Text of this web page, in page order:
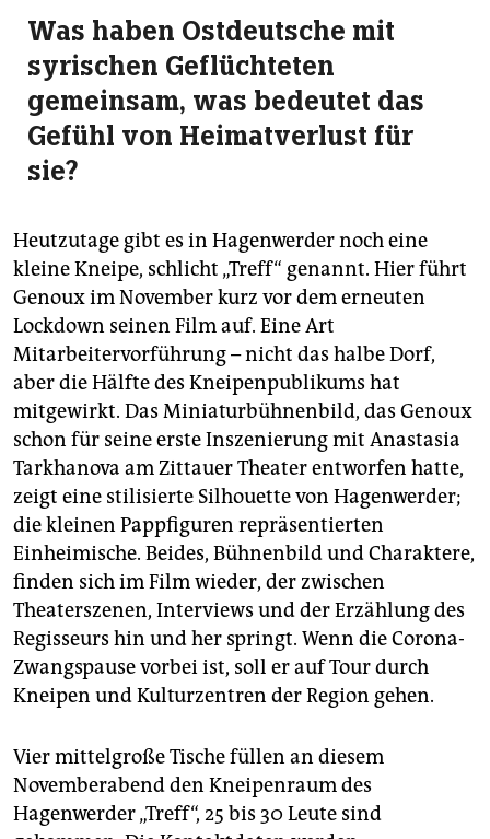
Was haben Ostdeutsche mit
syrischen Geflüchteten
gemeinsam, was bedeutet das
Gefühl von Heimatverlust für
sie?
Heutzutage gibt es in Hagenwerder noch eine
kleine Kneipe, schlicht „Treff“ genannt. Hier führt
Genoux im November kurz vor dem erneuten
Lockdown seinen Film auf. Eine Art
Mitarbeitervorführung – nicht das halbe Dorf,
aber die Hälfte des Kneipenpublikums hat
mitgewirkt. Das Miniaturbühnenbild, das Genoux
schon für seine erste Inszenierung mit Anastasia
Tarkhanova am Zittauer Theater entworfen hatte,
zeigt eine stilisierte Silhouette von Hagenwerder;
die kleinen Pappfiguren repräsentierten
Einheimische. Beides, Bühnenbild und Charaktere,
finden sich im Film wieder, der zwischen
Theaterszenen, Interviews und der Erzählung des
Regisseurs hin und her springt. Wenn die Corona-
Zwangspause vorbei ist, soll er auf Tour durch
Kneipen und Kulturzentren der Region gehen.
Vier mittelgroße Tische füllen an diesem
Novemberabend den Kneipenraum des
Hagenwerder „Treff“, 25 bis 30 Leute sind